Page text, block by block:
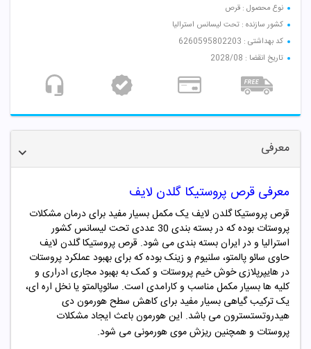
نوع محصول : قرص
کشور سازنده : تحت لیسانس استرالیا
کد بهداشتی : 6260595802203
تاریخ انقضا : 2028/08
معرفی
معرفی قرص پروستیکا گلدن لایف
قرص پروستیکا گلدن لایف یک مکمل بسیار مفید برای درمان مشکلات
پروستات بوده که در بسته بندی 30 عددی تحت لیسانس کشور
استرالیا و در ایران بسته بندی می شود. قرص پروستیکا گلدن لایف
حاوی سائو پالمتو، سلنیوم و زینک بوده که برای بهبود عملکرد پروستات
در هایپرپلازی خوش خیم پروستات و کمک به بهبود مجاری ادراری و
کلیه ها بسیار مکمل مناسب و کارامدی است. سائوپالمتو یا نخل اره ای،
یک ترکیب گیاهی بسیار مفید برای کاهش سطح هورمون دی
هیدروتستسترون می باشد. این هورمون باعث ایجاد مشکلات
پروستات و همچنین ریزش موی هورمونی می شود.